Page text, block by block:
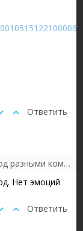
Ответить
Выплата
подходе в инвестициях)
Нет эмоций
Ответить